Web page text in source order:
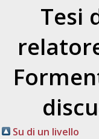
Tesi
Su di un livello